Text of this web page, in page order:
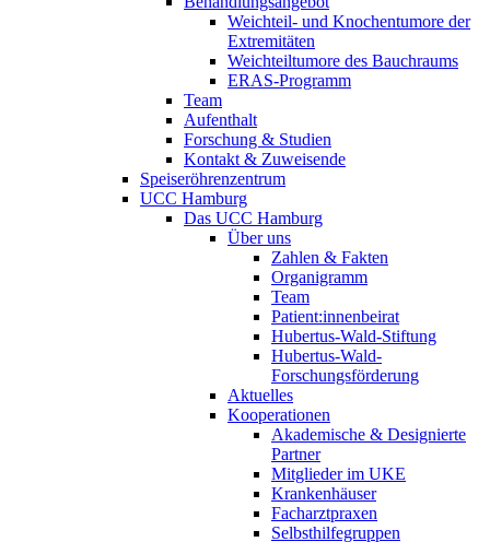
Weichteil- und Knochentumore der
Extremitäten
Weichteiltumore des Bauchraums
ERAS-Programm
Team
Aufenthalt
Forschung & Studien
Kontakt & Zuweisende
Speiseröhrenzentrum
UCC Hamburg
Das UCC Hamburg
Über uns
Zahlen & Fakten
Organigramm
Team
Patient:innenbeirat
Hubertus-Wald-Stiftung
Hubertus-Wald-
Forschungsförderung
Aktuelles
Kooperationen
Akademische & Designierte
Partner
Mitglieder im UKE
Krankenhäuser
Facharztpraxen
Selbsthilfegruppen